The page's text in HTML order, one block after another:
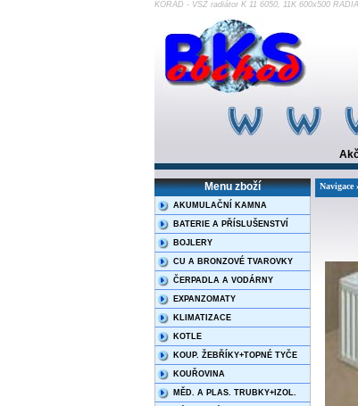
KORAD - VSŽ radiátor K 11 6050, 11K 600x500
Menu zboží
AKUMULAČNÍ KAMNA
BATERIE A PŘÍSLUŠENSTVÍ
BOJLERY
CU A BRONZOVÉ TVAROVKY
ČERPADLA A VODÁRNY
EXPANZOMATY
KLIMATIZACE
KOTLE
KOUP. ŽEBŘÍKY+TOPNÉ TYČE
KOUŘOVINA
MĚD. A PLAS. TRUBKY+IZOL.
Navigace